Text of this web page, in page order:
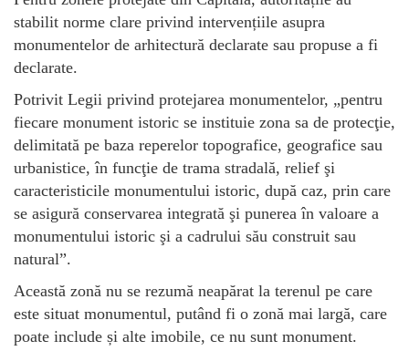
stabilit norme clare privind intervențiile asupra
monumentelor de arhitectură declarate sau propuse a fi
declarate.
Potrivit Legii privind protejarea monumentelor, „pentru
fiecare monument istoric se instituie zona sa de protecţie,
delimitată pe baza reperelor topografice, geografice sau
urbanistice, în funcţie de trama stradală, relief şi
caracteristicile monumentului istoric, după caz, prin care
se asigură conservarea integrată şi punerea în valoare a
monumentului istoric şi a cadrului său construit sau
natural”.
Această zonă nu se rezumă neapărat la terenul pe care
este situat monumentul, putând fi o zonă mai largă, care
poate include și alte imobile, ce nu sunt monument.